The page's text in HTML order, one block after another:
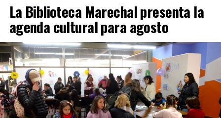
La Biblioteca Marechal presenta la
agenda cultural para agosto